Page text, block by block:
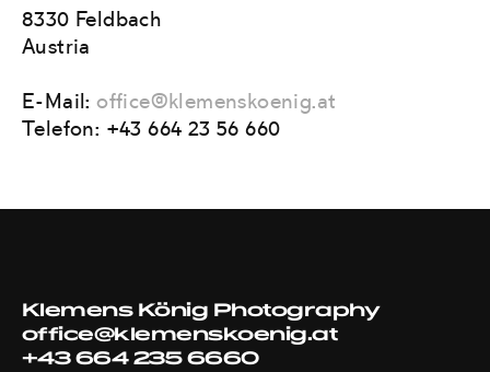
8330 Feldbach
Austria
E-Mail:office@klemenskoenig.at
Telefon: +43 664 23 56 660
Klemens König Photography
office@klemenskoenig.at
+43 664 235 6660